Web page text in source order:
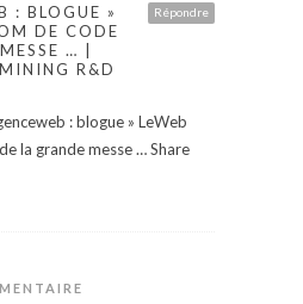
Répondre
: BLOGUE »
DE CODE
… |
R&D
: blogue » LeWeb
la grande messe … Share